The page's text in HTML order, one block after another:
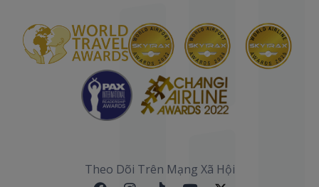
Theo Dõi Trên Mạng Xã Hội